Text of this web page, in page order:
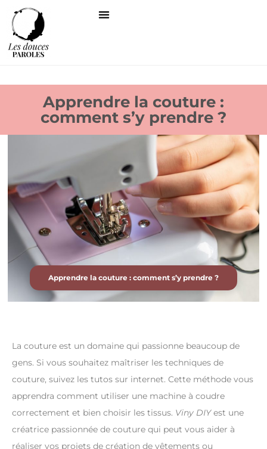
Apprendre la couture :
comment s’y prendre ?
Apprendre la couture : comment s’y prendre ?
La couture est un domaine qui passionne beaucoup de
gens. Si vous souhaitez maîtriser les techniques de
couture, suivez les tutos sur internet. Cette méthode vous
apprendra comment utiliser une machine à coudre
correctement et bien choisir les tissus. Viny DIYest une
créatrice passionnée de couture qui peut vous aider à
réaliser vos projets de création de vêtements ou